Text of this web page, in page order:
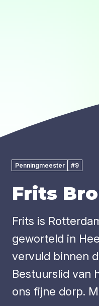
Penningmeester #9
Frits
Frits is
geworteld in
vervuld binnen
Bestuurslid van
ons fijne dorp.